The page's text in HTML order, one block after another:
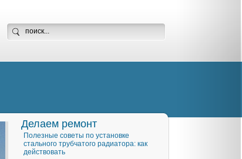
Делаем ремонт
Полезные советы по установке
стального трубчатого радиатора: как
действовать